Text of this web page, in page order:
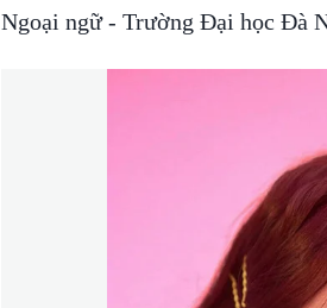
Ngoại ngữ - Trường Đại học Đà